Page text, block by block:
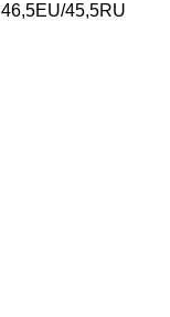
46,5EU/45,5RU